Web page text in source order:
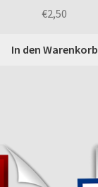
€2,50
In den Warenkorb